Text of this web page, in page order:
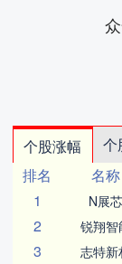
个股涨幅 个
排名
名称
1
N展芯
2 锐翔智
3 志特新